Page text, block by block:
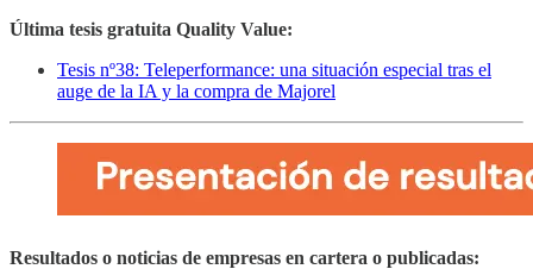
Última tesis gratuita Quality Value:
Tesis nº38: Teleperformance: una situación especial tras el
auge de la IA y la compra de Majorel
Resultados o noticias de empresas en cartera o publicadas: